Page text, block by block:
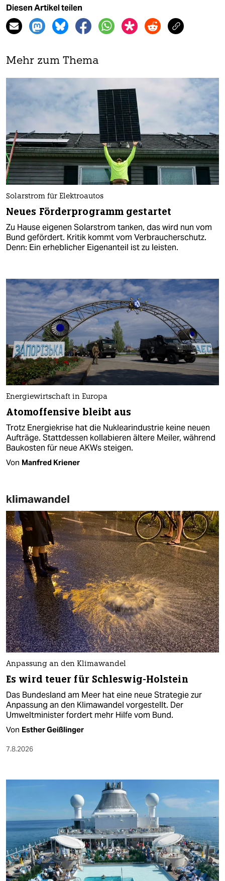
Diesen Artikel teilen
Mehr zum Thema
Solarstrom für Elektroautos
Neues Förderprogramm gestartet
Zu Hause eigenen Solarstrom tanken, das wird nun vom
Bund gefördert. Kritik kommt vom Verbraucherschutz.
Denn: Ein erheblicher Eigenanteil ist zu leisten.
Energiewirtschaft in Europa
Atomoffensive bleibt aus
Trotz Energiekrise hat die Nuklearindustrie keine neuen
Aufträge. Stattdessen kollabieren ältere Meiler, während
Baukosten für neue AKWs steigen.
Von Manfred Kriener
klimawandel
Anpassung an den Klimawandel
Es wird teuer für Schleswig-Holstein
Das Bundesland am Meer hat eine neue Strategie zur
Anpassung an den Klimawandel vorgestellt. Der
Umweltminister fordert mehr Hilfe vom Bund.
Von Esther Geißlinger
7.8.2026